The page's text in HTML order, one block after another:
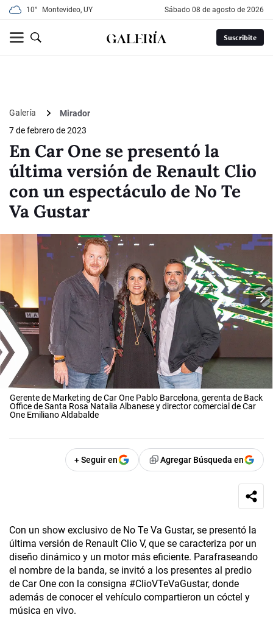
10° Montevideo, UY sábado 08 de agosto de 2026
Suscribite
Galería
Mirador
7 de febrero de 2023
En Car One se presentó la
última versión de Renault Clio
con un espectáculo de No Te
Va Gustar
Gerente de Marketing de Car One Pablo Barcelona, gerenta de Back
Office de Santa Rosa Natalia Albanese y director comercial de Car
One Emiliano Aldabalde
+ Seguir en Agregar Búsqueda en
Con un show exclusivo de No Te Va Gustar, se presentó la
última versión de Renault Clio V, que se caracteriza por un
diseño dinámico y un motor más eficiente. Parafraseando
el nombre de la banda, se invitó a los presentes al predio
de Car One con la consigna #ClioVTeVaGustar, donde
además de conocer el vehículo compartieron un cóctel y
música en vivo.